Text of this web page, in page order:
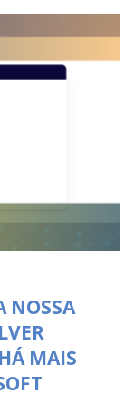
NOSSA
MAIS